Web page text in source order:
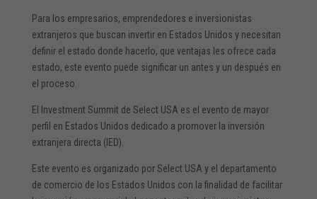
Para los empresarios, emprendedores e inversionistas
extranjeros que buscan invertir en Estados Unidos y necesitan
definir el estado donde hacerlo, que ventajas les ofrece cada
estado, este evento puede significar un antes y un después en
el proceso.
El Investment Summit de Select USA es el evento de mayor
perfil en Estados Unidos dedicado a promover la inversión
extranjera directa (IED).
Este evento es organizado por Select USA y el departamento
de comercio de los Estados Unidos con la finalidad de facilitar